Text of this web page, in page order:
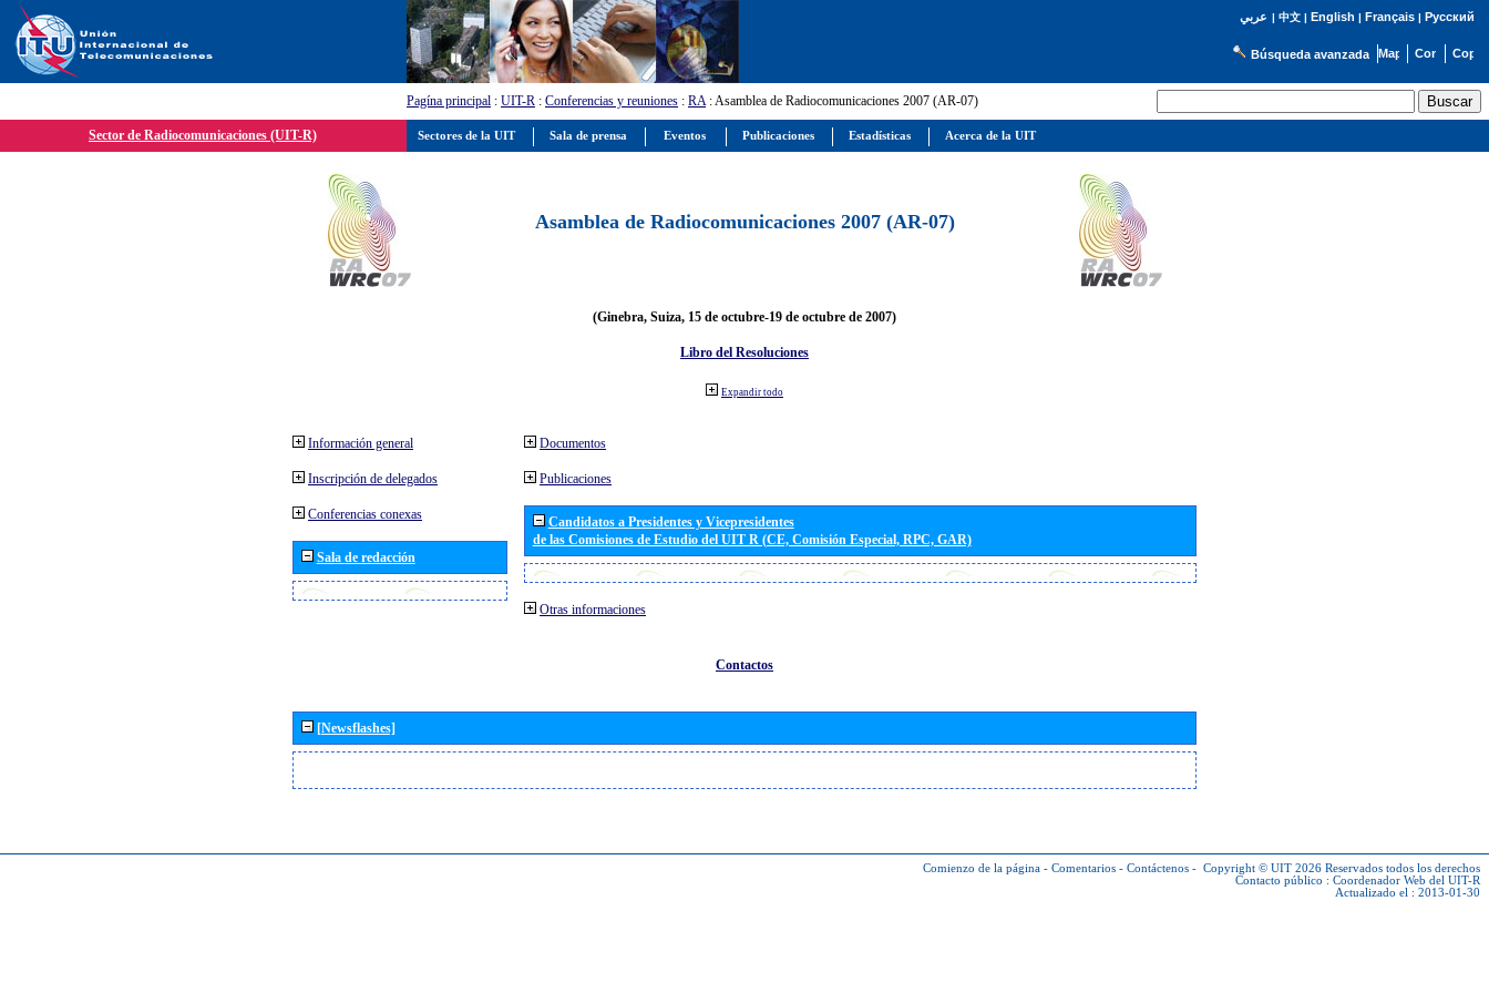
عربي | 中文| English | Français| Русский
Búsqueda avanzada
Pagína principal : UIT-R : Conferencias y reuniones : RA: Asamblea de Radiocomunicaciones 2007 (AR-07)
Sector de Radiocomunicaciones (UIT-R)
Asamblea de Radiocomunicaciones 2007 (AR-07)
(Ginebra, Suiza, 15 de octubre-19 de octubre de 2007)
Libro del Resoluciones
Expandir todo
Información general
Inscripción de delegados
Conferencias conexas
Sala de redacción
Documentos
Publicaciones
Candidatos a Presidentes y Vicepresidentes
de las Comisiones de Estudio del UIT R (CE, Comisión Especial, RPC, GAR)
Otras informaciones
Contactos
[Newsflashes]
Comienzo de la página - Comentarios - Contáctenos - Copyright © UIT 2026 Reservados todos los derechos
Contacto público : Coordenador Web del UIT-R
Actualizado el : 2013-01-30
Sectores de la UIT Sala de prensa Eventos Publicaciones Estadísticas Acerca de la UIT